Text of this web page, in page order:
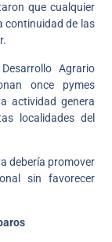
que cualquier
continuidad de las
Agrario
once pymes
actividad genera
localidades del
debería promover
sin favorecer